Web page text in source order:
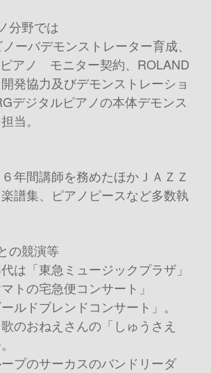
分野では
ーバデモンストレーター育成、
アノ モニター契約、ROLAND
発協力及びデモンストレーショ
デジタルピアノの本体デモンス
当。
年間講師を務めたほかＪＡＺＺ
譜集、ピアノピースなど多数執
の競演等
は「東急ミュージックプラザ」
トの宅急便コンサート」
ルドブレンドコンサート」。
おねえさんの「しゅうさえ
プのサーカスのバンドリーダ